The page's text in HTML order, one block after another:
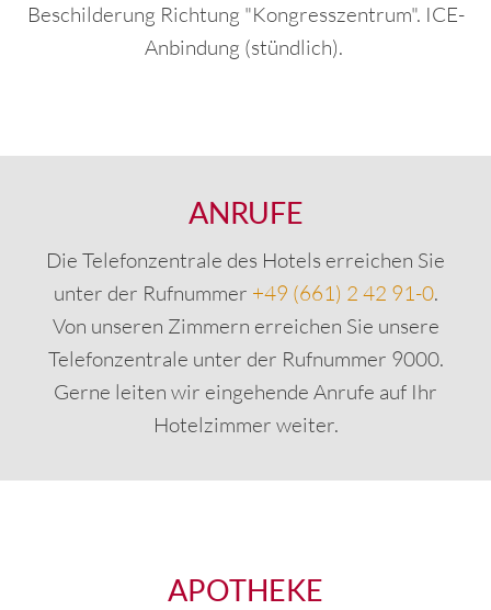
Beschilderung Richtung "Kongresszentrum". ICE-
Anbindung (stündlich).
ANRUFE
Die Telefonzentrale des Hotels erreichen Sie
unter der Rufnummer +49 (661) 2 42 91-0.
Von unseren Zimmern erreichen Sie unsere
Telefonzentrale unter der Rufnummer 9000.
Gerne leiten wir eingehende Anrufe auf Ihr
Hotelzimmer weiter.
APOTHEKE